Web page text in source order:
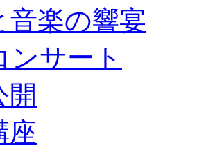
音楽の響宴
ンサート
開
座